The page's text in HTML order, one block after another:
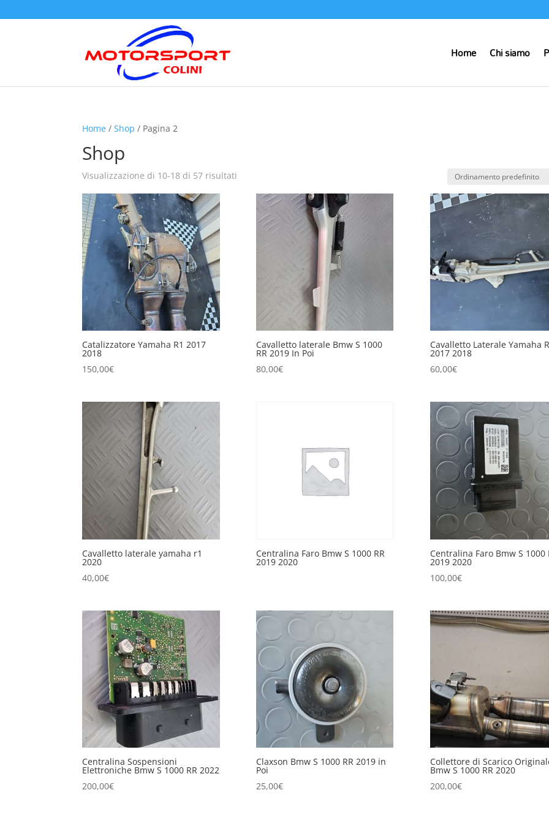
Home Chi siamo
Home /Shop / Pagina 2
Shop
Visualizzazione di 10-18 di 57 risultati
Catalizzatore Yamaha R1 2017
2018
150,00€
Cavalletto laterale Bmw S 1000
RR 2019 In Poi
80,00€
Cavalletto Laterale Yamaha
2017 2018
60,00€
Cavalletto laterale yamaha r1
2020
40,00€
Centralina Faro Bmw S 1000 RR
2019 2020
Centralina Faro Bmw S 1000
2019 2020
100,00€
Centralina Sospensioni
Elettroniche Bmw S 1000 RR 2022
200,00€
Claxson Bmw S 1000 RR 2019 in
Poi
25,00€
Collettore di Scarico
Bmw S 1000 RR 2020
200,00€